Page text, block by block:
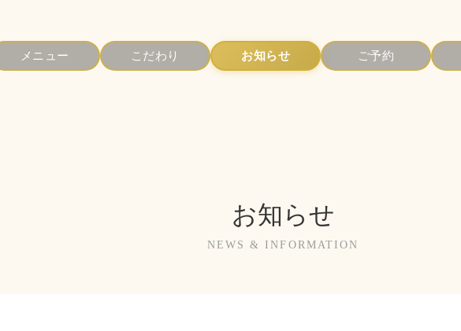
メニュー こだわり お知らせ ご予約
お知らせ
NEWS & INFORMATION